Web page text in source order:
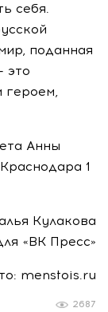
себя.
поданная
это
героем,
Анны
1
Кулакова
«ВК Пресс»
menstois.ru
2687